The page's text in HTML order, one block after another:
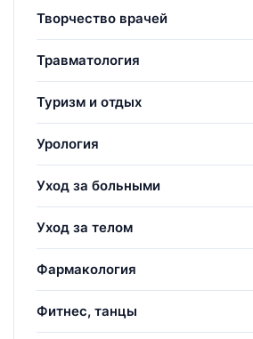
Творчество врачей
Травматология
Туризм и отдых
Урология
Уход за больными
Уход за телом
Фармакология
Фитнес, танцы